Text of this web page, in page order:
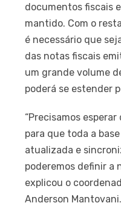
documentos fiscais
mantido. Com o
é necessário que
das notas fiscais
um grande volume
poderá se estender
“Precisamos
para que toda a
atualizada e
poderemos definir a
explicou o
Anderson Mantovani.